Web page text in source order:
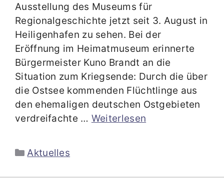
Ausstellung des Museums für
Regionalgeschichte jetzt seit 3. August in
Heiligenhafen zu sehen. Bei der
Eröffnung im Heimatmuseum erinnerte
Bürgermeister Kuno Brandt an die
Situation zum Kriegsende: Durch die über
die Ostsee kommenden Flüchtlinge aus
den ehemaligen deutschen Ostgebieten
verdreifachte … Weiterlesen
Kategorien
Aktuelles